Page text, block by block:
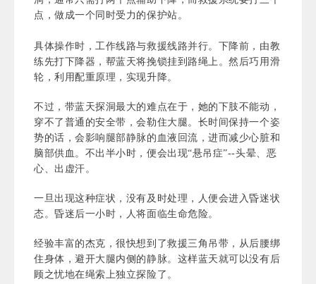
点，做成一个同时受力的保护站。
具体操作时，工作线路与救援线路并行。下降前，由教
练先打下降器，帮蓝天将挽锁挂到路绳上。然后巧用滑
轮，利用配重原理，实现升降。
不过，带蓝天探洞最大的难点在于，她的下肢不能动，
穿不了普通的安全带，会勒住大腿。长时间保持一个姿
势的话，会影响腿部静脉的血液回流，进而减少心脏和
脑部供血。不出半小时，便会出现“悬吊症”--头晕、恶
心、出虚汗。
一旦出现这种症状，没有及时处理，人便会进入昏迷状
态。昏迷后一小时，人将面临生命危险。
经验丰富的杰克，很快想到了救援三角吊带 ，从后腰绑
住身体，避开大腿内侧的静脉。这样蓝天就可以没有后
顾之忧地在绳索上独立探险了。